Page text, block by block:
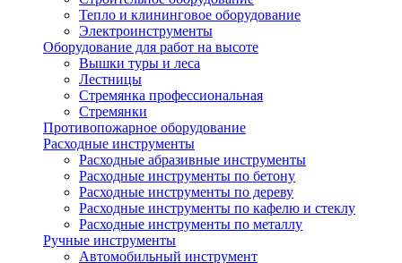
Тепло и клининговое оборудование
Электроинструменты
Оборудование для работ на высоте
Вышки туры и леса
Лестницы
Стремянка профессиональная
Стремянки
Противопожарное оборудование
Расходные инструменты
Расходные абразивные инструменты
Расходные инструменты по бетону
Расходные инструменты по дереву
Расходные инструменты по кафелю и стеклу
Расходные инструменты по металлу
Ручные инструменты
Автомобильный инструмент